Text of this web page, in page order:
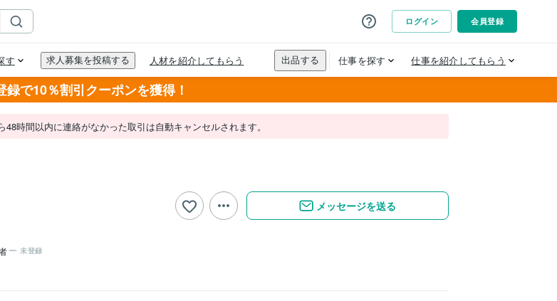
録で10％割引クーポンを獲得！
時間以内に連絡がなかった取引は自動キャンセルされます。
未登録
メッセージを送る